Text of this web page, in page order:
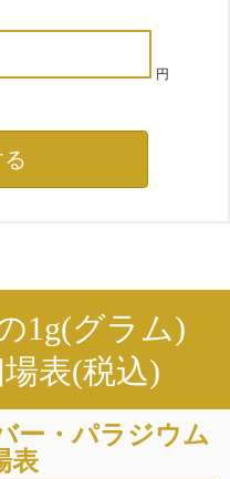
円
1g(グラム)
表(税込)
ー・パラジウム
表